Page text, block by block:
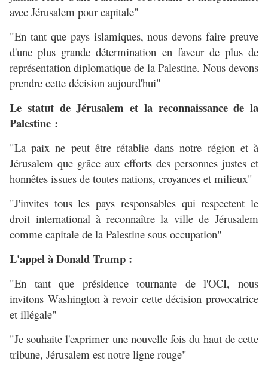
avec Jérusalem pour capitale"
"En tant que pays islamiques, nous devons faire preuve
d'une plus grande détermination en faveur de plus de
représentation diplomatique de la Palestine. Nous devons
prendre cette décision aujourd'hui"
Le statut de Jérusalem et la reconnaissance de la
Palestine :
"La paix ne peut être rétablie dans notre région et à
Jérusalem que grâce aux efforts des personnes justes et
honnêtes issues de toutes nations, croyances et milieux"
"J'invites tous les pays responsables qui respectent le
droit international à reconnaître la ville de Jérusalem
comme capitale de la Palestine sous occupation"
L'appel à Donald Trump :
"En tant que présidence tournante de l'OCI, nous
invitons Washington à revoir cette décision provocatrice
et illégale"
"Je souhaite l'exprimer une nouvelle fois du haut de cette
tribune, Jérusalem est notre ligne rouge"